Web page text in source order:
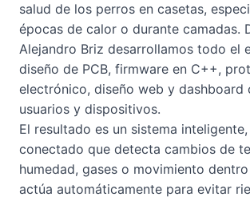
salud de los perros en casetas,
épocas de calor o durante camadas.
Alejandro Briz desarrollamos todo el
diseño de PCB, firmware en C++,
electrónico, diseño web y dashboard
usuarios y dispositivos.
El resultado es un sistema
conectado que detecta cambios de
humedad, gases o movimiento
actúa automáticamente para evitar